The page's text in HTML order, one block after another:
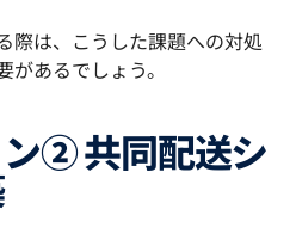
際は、こうした課題への対処
あるでしょう。